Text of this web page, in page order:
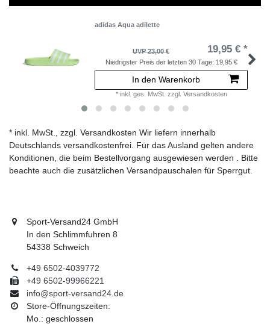
adidas Aqua adilette
UVP 23,00 € 19,95 € *
Niedrigster Preis der letzten 30 Tage: 19,95 €
In den Warenkorb
* inkl. ges. MwSt. zzgl. Versandkosten
* inkl. MwSt., zzgl. Versandkosten Wir liefern innerhalb
Deutschlands versandkostenfrei. Für das Ausland gelten andere
Konditionen, die beim Bestellvorgang ausgewiesen werden . Bitte
beachte auch die zusätzlichen Versandpauschalen für Sperrgut.
Sport-Versand24 GmbH
In den Schlimmfuhren 8
54338 Schweich
+49 6502-4039772
+49 6502-99966221
info@sport-versand24.de
Store-Öffnungszeiten:
Mo.: geschlossen